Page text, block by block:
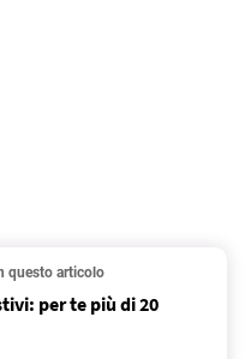
questo articolo
per te più di 20